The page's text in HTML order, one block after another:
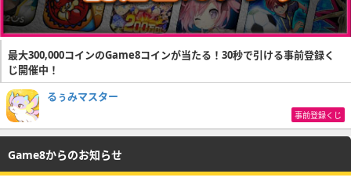
最大300,000コインのGame8コインが当たる！30秒で引ける事前登録く
じ開催中！
るぅみマスター
事前登録くじ
Game8からのお知らせ